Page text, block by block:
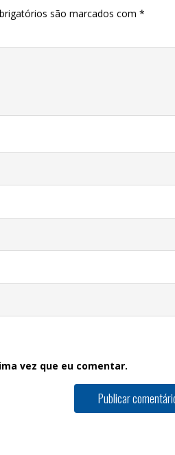
são marcados com *
vez que eu comentar.